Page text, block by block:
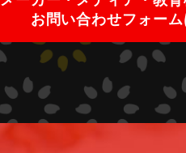
お問い合わせフォーム